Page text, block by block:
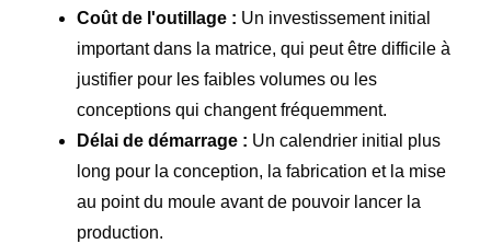
Coût de l'outillage : Un investissement initial
important dans la matrice, qui peut être difficile à
justifier pour les faibles volumes ou les
conceptions qui changent fréquemment.
Délai de démarrage : Un calendrier initial plus
long pour la conception, la fabrication et la mise
au point du moule avant de pouvoir lancer la
production.